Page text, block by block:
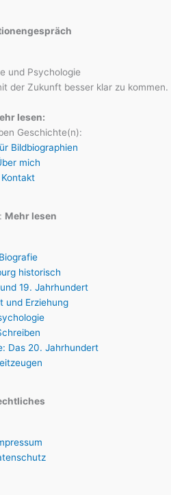
und Psychologie
der Zukunft besser klar zu kommen.
lesen:
Geschichte(n):
Bildbiographien
mich
Kontakt
: Mehr lesen
Biografie
historisch
19. Jahrhundert
und Erziehung
Das 20. Jahrhundert